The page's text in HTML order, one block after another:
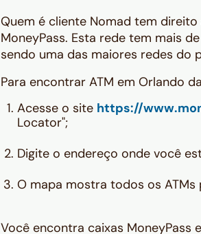
Quem é cliente Nomad tem
MoneyPass. Esta rede tem mais
sendo uma das maiores redes do
Para encontrar ATM em Orlando
Acesse o site https://
Locator";
Digite o endereço onde você
O mapa mostra todos os
Você encontra caixas